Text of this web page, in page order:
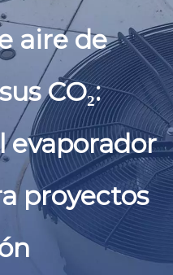
aire de
CO₂:
evaporador
proyectos